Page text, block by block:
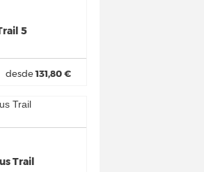
5
desde131,80 €
Trail